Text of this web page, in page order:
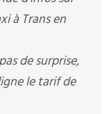
à Trans en
de surprise,
le tarif de